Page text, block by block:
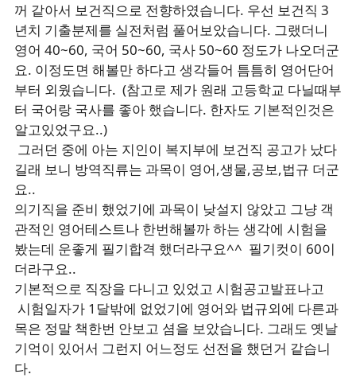
꺼 같아서 보건직으로 전향하였습니다. 우선 보건직 3
년치 기출분제를 실전처럼 풀어보았습니다. 그랬더니
영어 40~60, 국어 50~60, 국사 50~60 정도가 나오더군
요. 이정도면 해볼만 하다고 생각들어 틈틈히 영어단어
부터 외웠습니다. (참고로 제가 원래 고등학교 다닐때부
터 국어랑 국사를 좋아 했습니다. 한자도 기본적인것은
알고있었구요..)
그러던 중에 아는 지인이 복지부에 보건직 공고가 났다
길래 보니 방역직류는 과목이 영어,생물,공보,법규 더군
요..
의기직을 준비 했었기에 과목이 낮설지 않았고 그냥 객
관적인 영어테스트나 한번해볼까 하는 생각에 시험을
봤는데 운좋게 필기합격 했더라구요^^ 필기컷이 60이
더라구요..
기본적으로 직장을 다니고 있었고 시험공고발표나고
시험일자가 1달밖에 없었기에 영어와 법규외에 다른과
목은 정말 책한번 안보고 셤을 보았습니다. 그래도 옛날
기억이 있어서 그런지 어느정도 선전을 했던거 같습니
다.